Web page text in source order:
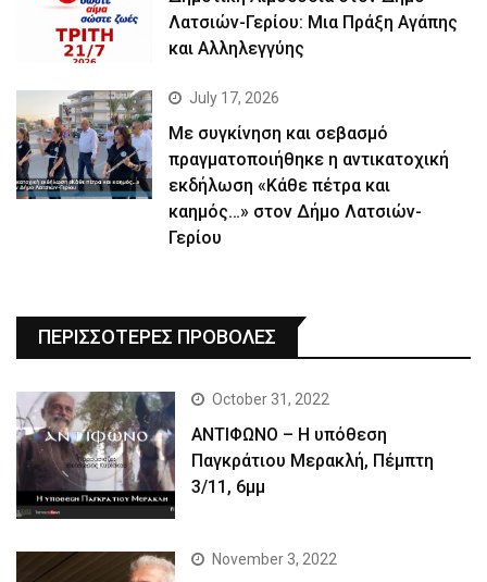
Λατσιών-Γερίου: Μια Πράξη Αγάπης
και Αλληλεγγύης
July 17, 2026
Με συγκίνηση και σεβασμό
πραγματοποιήθηκε η αντικατοχική
εκδήλωση «Κάθε πέτρα και
καημός…» στον Δήμο Λατσιών-
Γερίου
ΠΕΡΙΣΣΟΤΕΡΕΣ ΠΡΟΒΟΛΕΣ
October 31, 2022
ΑΝΤΙΦΩΝΟ – Η υπόθεση
Παγκράτιου Μερακλή, Πέμπτη
3/11, 6μμ
November 3, 2022